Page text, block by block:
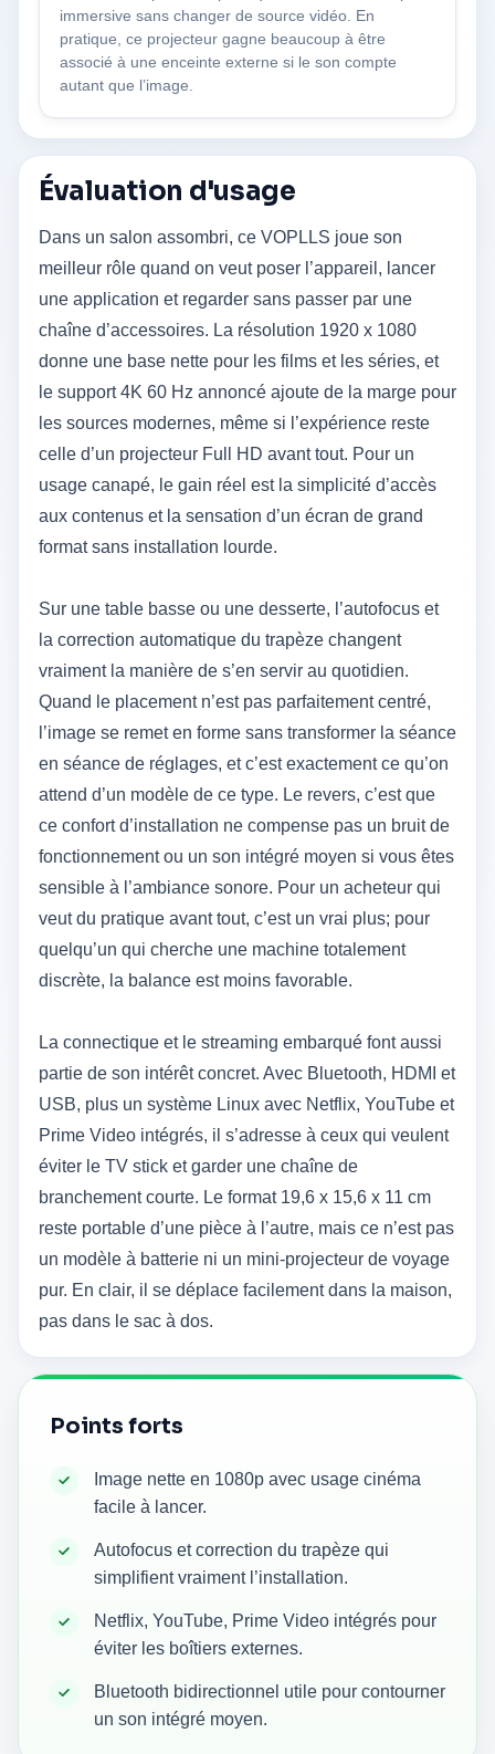
immersive sans changer de source vidéo. En
pratique, ce projecteur gagne beaucoup à être
associé à une enceinte externe si le son compte
autant que l’image.
Évaluation d'usage
Dans un salon assombri, ce VOPLLS joue son
meilleur rôle quand on veut poser l’appareil, lancer
une application et regarder sans passer par une
chaîne d’accessoires. La résolution 1920 x 1080
donne une base nette pour les films et les séries, et
le support 4K 60 Hz annoncé ajoute de la marge pour
les sources modernes, même si l’expérience reste
celle d’un projecteur Full HD avant tout. Pour un
usage canapé, le gain réel est la simplicité d’accès
aux contenus et la sensation d’un écran de grand
format sans installation lourde.
Sur une table basse ou une desserte, l’autofocus et
la correction automatique du trapèze changent
vraiment la manière de s’en servir au quotidien.
Quand le placement n’est pas parfaitement centré,
l’image se remet en forme sans transformer la séance
en séance de réglages, et c’est exactement ce qu’on
attend d’un modèle de ce type. Le revers, c’est que
ce confort d’installation ne compense pas un bruit de
fonctionnement ou un son intégré moyen si vous êtes
sensible à l’ambiance sonore. Pour un acheteur qui
veut du pratique avant tout, c’est un vrai plus; pour
quelqu’un qui cherche une machine totalement
discrète, la balance est moins favorable.
La connectique et le streaming embarqué font aussi
partie de son intérêt concret. Avec Bluetooth, HDMI et
USB, plus un système Linux avec Netflix, YouTube et
Prime Video intégrés, il s’adresse à ceux qui veulent
éviter le TV stick et garder une chaîne de
branchement courte. Le format 19,6 x 15,6 x 11 cm
reste portable d’une pièce à l’autre, mais ce n’est pas
un modèle à batterie ni un mini-projecteur de voyage
pur. En clair, il se déplace facilement dans la maison,
pas dans le sac à dos.
Points forts
Image nette en 1080p avec usage cinéma
facile à lancer.
Autofocus et correction du trapèze qui
simplifient vraiment l’installation.
Netflix, YouTube, Prime Video intégrés pour
éviter les boîtiers externes.
Bluetooth bidirectionnel utile pour contourner
un son intégré moyen.